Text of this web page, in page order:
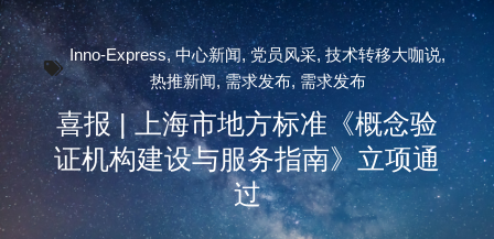
Inno-Express,中心新闻,党员风采, 技术转移大咖说,
热推新闻,需求发布, 需求发布
喜报 | 上海市地方标准《概念验
证机构建设与服务指南》立项通
过